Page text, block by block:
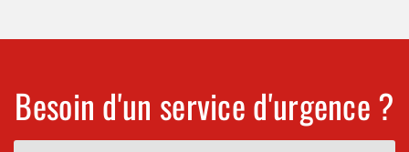
Besoin d'un service d'urgence ?